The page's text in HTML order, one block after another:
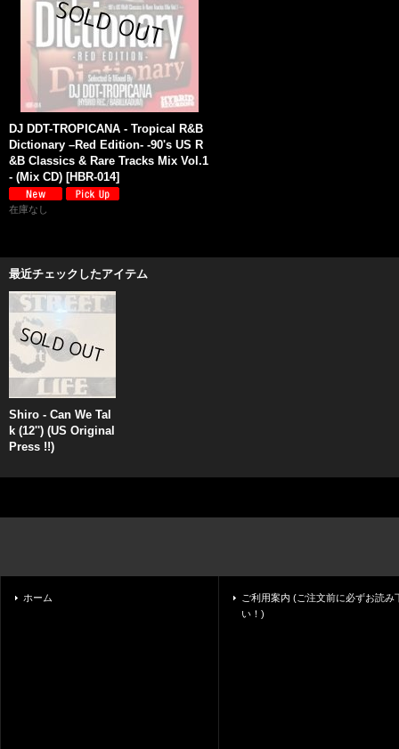
DJ DDT-TROPICANA - Tropical R&B
Dictionary –Red Edition- -90's US R
&B Classics & Rare Tracks Mix Vol.1
- (Mix CD) [HBR-014]
在庫なし
最近チェックしたアイテム
Shiro - Can We Tal
k (12'') (US Original
Press !!)
ホーム
ご利用案内 (ご注文前に必ずお読み
い！)